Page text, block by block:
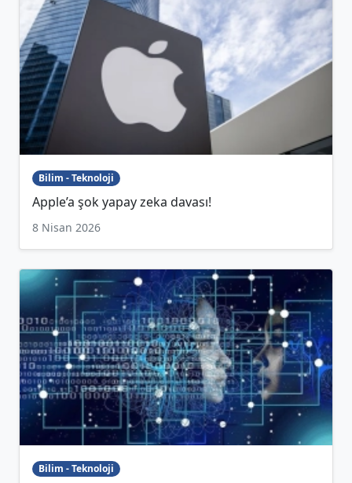
Bilim - Teknoloji
Apple’a şok yapay zeka davası!
8 Nisan 2026
Bilim - Teknoloji